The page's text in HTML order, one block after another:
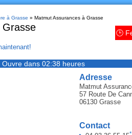
à Grasse » Matmut Assurances à Grasse
Grasse 🕒
Ouvre dans 02:38 heures
Adresse
Matmut
57 Route De
06130 Grasse
Contact
*